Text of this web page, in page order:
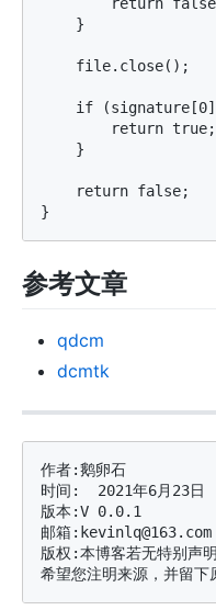
    }
    file.close();
if
        return true;
    }
    return false;
参考文章
qdcm
dcmtk
作者:鹅卵石
时间:  2021年6月23日
版本:V 0.0.1
邮箱:kevinlq@163.com
版权:本博客若无特别声